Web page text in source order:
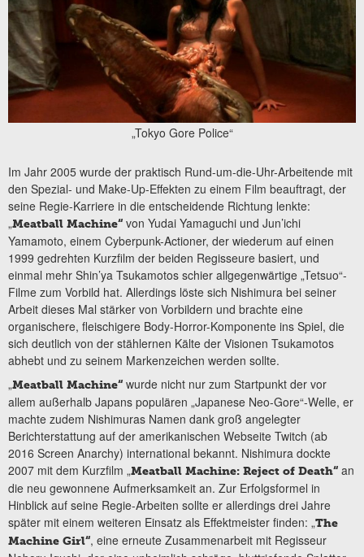
„Tokyo Gore Police“
Im Jahr 2005 wurde der praktisch Rund-um-die-Uhr-Arbeitende mit
den Spezial- und Make-Up-Effekten zu einem Film beauftragt, der
seine Regie-Karriere in die entscheidende Richtung lenkte:
„Meatball Machine“ von Yudai Yamaguchi und Jun’ichi
Yamamoto, einem Cyberpunk-Actioner, der wiederum auf einen
1999 gedrehten Kurzfilm der beiden Regisseure basiert, und
einmal mehr Shin’ya Tsukamotos schier allgegenwärtige „Tetsuo“-
Filme zum Vorbild hat. Allerdings löste sich Nishimura bei seiner
Arbeit dieses Mal stärker von Vorbildern und brachte eine
organischere, fleischigere Body-Horror-Komponente ins Spiel, die
sich deutlich von der stählernen Kälte der Visionen Tsukamotos
abhebt und zu seinem Markenzeichen werden sollte.
„Meatball Machine“ wurde nicht nur zum Startpunkt der vor
allem außerhalb Japans populären „Japanese Neo-Gore“-Welle, er
machte zudem Nishimuras Namen dank groß angelegter
Berichterstattung auf der amerikanischen Webseite Twitch (ab
2016 Screen Anarchy) international bekannt. Nishimura dockte
2007 mit dem Kurzfilm „Meatball Machine: Reject of Death“ an
die neu gewonnene Aufmerksamkeit an. Zur Erfolgsformel in
Hinblick auf seine Regie-Arbeiten sollte er allerdings drei Jahre
später mit einem weiteren Einsatz als Effektmeister finden: „The
Machine Girl“, eine erneute Zusammenarbeit mit Regisseur